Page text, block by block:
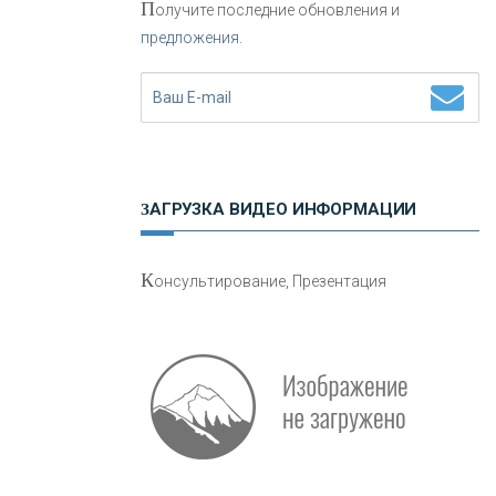
Нетворкинг для предпринимателей
авто
Получите последние обновления и
предложения.
ЗАГРУЗКА ВИДЕО ИНФОРМАЦИИ
Консультирование, Презентация